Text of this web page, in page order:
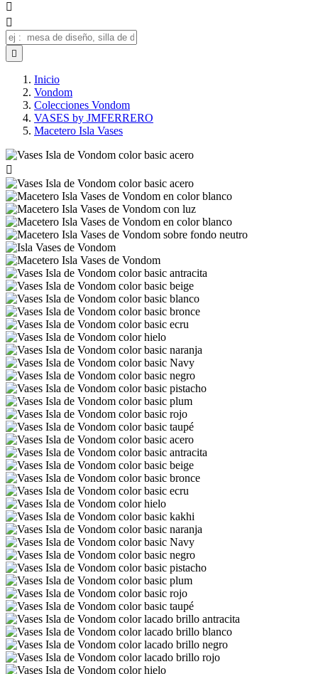



Inicio
Vondom
Colecciones Vondom
VASES by JMFERRERO
Macetero Isla Vases
